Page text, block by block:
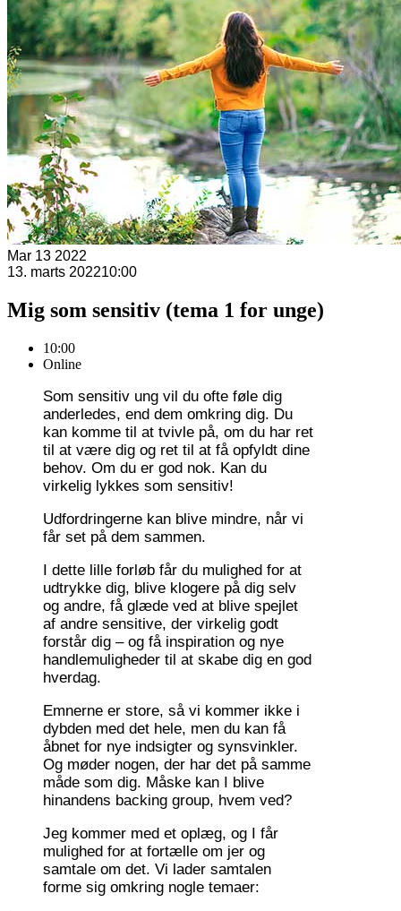
Mar 13 2022
13. marts 202210:00
Mig som sensitiv (tema 1 for unge)
10:00
Online
Som sensitiv ung vil du ofte føle dig
anderledes, end dem omkring dig. Du
kan komme til at tvivle på, om du har ret
til at være dig og ret til at få opfyldt dine
behov. Om du er god nok. Kan du
virkelig lykkes som sensitiv!
Udfordringerne kan blive mindre, når vi
får set på dem sammen.
I dette lille forløb får du mulighed for at
udtrykke dig, blive klogere på dig selv
og andre, få glæde ved at blive spejlet
af andre sensitive, der virkelig godt
forstår dig – og få inspiration og nye
handlemuligheder til at skabe dig en god
hverdag.
Emnerne er store, så vi kommer ikke i
dybden med det hele, men du kan få
åbnet for nye indsigter og synsvinkler.
Og møder nogen, der har det på samme
måde som dig. Måske kan I blive
hinandens backing group, hvem ved?
Jeg kommer med et oplæg, og I får
mulighed for at fortælle om jer og
samtale om det. Vi lader samtalen
forme sig omkring nogle temaer: